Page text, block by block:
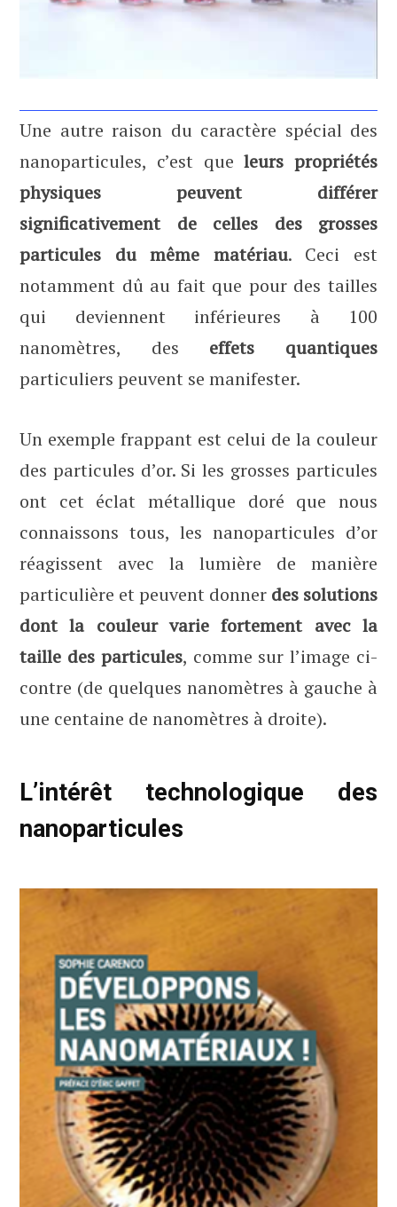
Une autre raison du caractère spécial des
nanoparticules, c’est queleurs propriétés
physiques peuvent différer
significativement de celles des grosses
particules du même matériau. Ceci est
notamment dû au fait que pour des tailles
qui deviennent inférieures à 100
nanomètres, des effets quantiques
particuliers peuvent se manifester.
Un exemple frappant est celui de la couleur
des particules d’or. Si les grosses particules
ont cet éclat métallique doré que nous
connaissons tous, les nanoparticules d’or
réagissent avec la lumière de manière
particulière et peuvent donner des solutions
dont la couleur varie fortement avec la
taille des particules, comme sur l’image ci-
contre (de quelques nanomètres à gauche à
une centaine de nanomètres à droite).
L’intérêt technologique des
nanoparticules